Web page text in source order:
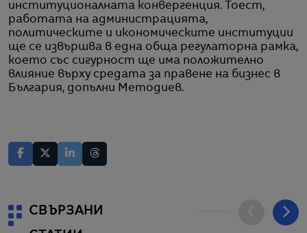
институционалната конвергенция. Тоест,
работата на администрацията,
политическите и икономическите институции
ще се извършва в една обща регулаторна рамка,
което със сигурност ще има положително
влияние върху средата за правене на бизнес в
България, допълни Методиев.
СВЪРЗАНИ